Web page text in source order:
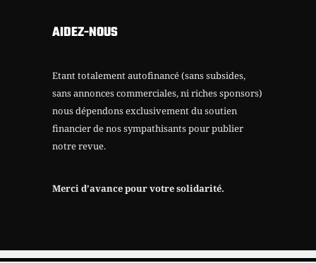
AIDEZ-NOUS
Etant totalement autofinancé (sans subsides,
sans annonces commerciales, ni riches sponsors)
nous dépendons exclusivement du soutien
financier de nos sympathisants pour publier
notre revue.
Merci d’avance pour votre solidarité.